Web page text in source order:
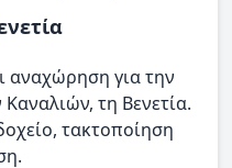
αναχώρηση για την
τη Βενετία.
τακτοποίηση